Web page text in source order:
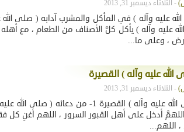
- الثلاثاء ديسمبر 31, 2013
عليه وآله ) في المأكل والمشرب آدابه ( صلى
عليه وآله ) يأكل كلَّ الأصناف من الطعام ، مع
، وعلى ما...
عليه وآله ) القصيرة
- الثلاثاء ديسمبر 31, 2013
أدعية رسول الله ( صلى الله عليه وآله ) القصيرة
اللهمَّ أدخل على أهل القبور السرور ، اللهم أغنِ كل
اللهم...